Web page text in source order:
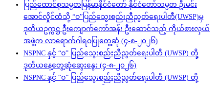
ပြည်ထောင်စုသမ္မတမြန်မာနိုင်ငံတော် နိုင်ငံတော်သမ္မတ ဦးမင်း
အောင်လှိုင်ထံသို့ “ဝ”ပြည်သွေးစည်းညီညွတ်ရေးပါတီ(UWSP)မှ
ဒုတိယဥက္ကဋ္ဌ ဦးကျောက်ကော်အန်း ဦးဆောင်သည့် ကိုယ်စားလှယ်
အဖွဲ့က လာရောက်ဂါရဝပြုတွေ့ဆုံ (၄-၈-၂၀၂၆)
NSPNC နှင့် “ဝ” ပြည်သွေးစည်းညီညွတ်ရေးပါတီ (UWSP) တို့
ဒုတိယနေ့တွေ့ဆုံဆွေးနွေး (၄-၈-၂၀၂၆)
NSPNC နှင့် “ဝ” ပြည်သွေးစည်းညီညွတ်ရေးပါတီ (UWSP) တို့